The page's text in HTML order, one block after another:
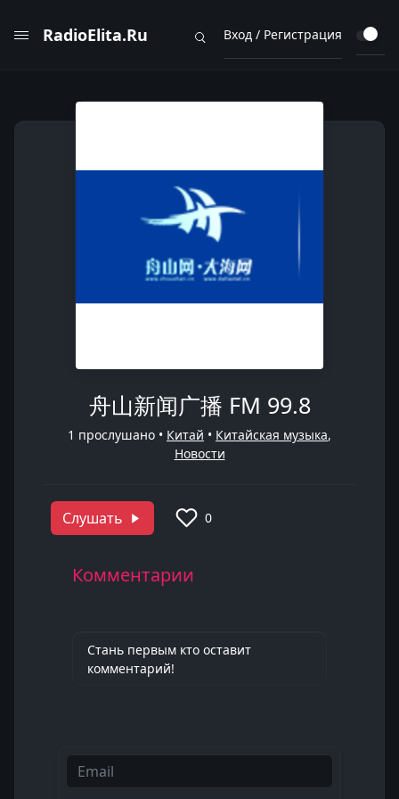
RadioElita.Ru Вход / Регистрация
舟山新闻广播 FM 99.8
1 прослушано • Китай • Китайская музыка,
Новости
Слушать 0
Комментарии
Стань первым кто оставит
комментарий!